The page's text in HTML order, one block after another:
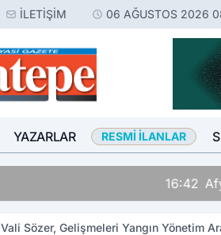
İLETIŞIM 06 AĞUSTOS 2026
YAZARLAR RESMI İLANLAR
Afyon’da Aranan Hükümlü
Vali Sözer, Gelişmeleri Yangın Yönetim